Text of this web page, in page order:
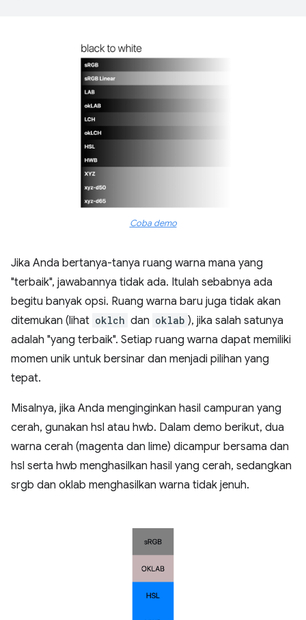
Coba demo
Jika Anda bertanya-tanya ruang warna mana yang
"terbaik", jawabannya tidak ada. Itulah sebabnya ada
begitu banyak opsi. Ruang warna baru juga tidak akan
ditemukan (lihat oklch dan oklab ), jika salah satunya
adalah "yang terbaik". Setiap ruang warna dapat memiliki
momen unik untuk bersinar dan menjadi pilihan yang
tepat.
Misalnya, jika Anda menginginkan hasil campuran yang
cerah, gunakan hsl atau hwb. Dalam demo berikut, dua
warna cerah (magenta dan lime) dicampur bersama dan
hsl serta hwb menghasilkan hasil yang cerah, sedangkan
srgb dan oklab menghasilkan warna tidak jenuh.